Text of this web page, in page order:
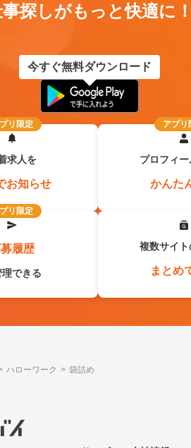
探しがもっと快適に
今すぐ無料ダウンロード
リ限定
求人を
お知らせ
アプリ
プロフィ
かんた
リ限定
履歴
できる
複数サイ
まとめ
ハローワーク 袋詰め